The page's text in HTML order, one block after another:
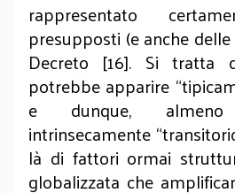
rappresentato
presupposti (e anche
Decreto [16]. Si
potrebbe apparire
e dunque,
intrinsecamente
là di fattori ormai
globalizzata che